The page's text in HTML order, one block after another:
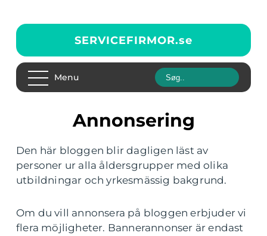
SERVICEFIRMOR.se
Menu
Annonsering
Den här bloggen blir dagligen läst av
personer ur alla åldersgrupper med olika
utbildningar och yrkesmässig bakgrund.
Om du vill annonsera på bloggen erbjuder vi
flera möjligheter. Bannerannonser är endast